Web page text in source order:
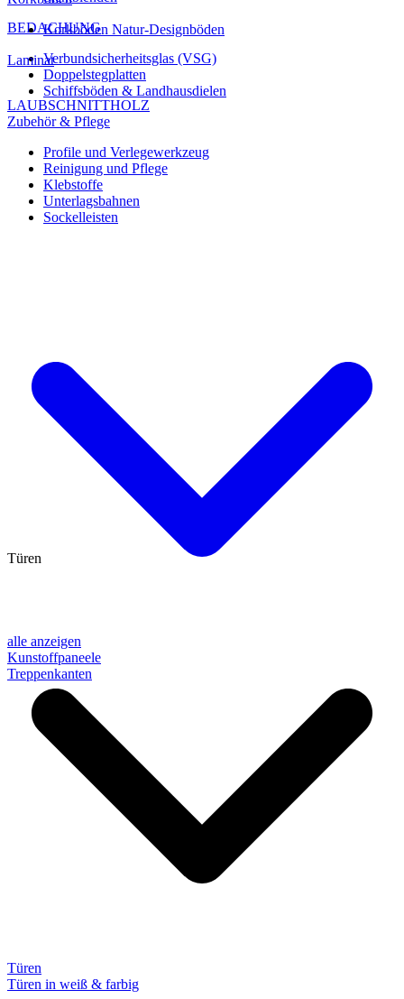
BEDACHUNG
Verbundsicherheitsglas (VSG)
Doppelstegplatten
LAUBSCHNITTHOLZ
Korkböden Natur-Designböden
Laminat
Schiffsböden & Landhausdielen
Zubehör & Pflege
Profile und Verlegewerkzeug
Reinigung und Pflege
Klebstoffe
Unterlagsbahnen
Sockelleisten
alle anzeigen
Kunstoffpaneele
Treppenkanten
Türen
Türen
Türen in weiß & farbig